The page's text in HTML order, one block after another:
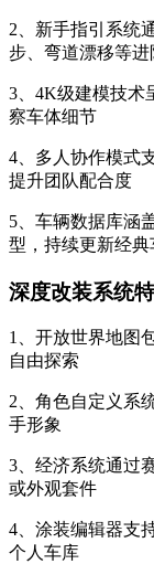
2、新手指引系统
步、弯道漂移等进
3、4K级建模技术
察车体细节
4、多人协作模式
提升团队配合度
5、车辆数据库涵
型，持续更新经典
深度改装系统特
1、开放世界地图
自由探索
2、角色自定义系
手形象
3、经济系统通过
或外观套件
4、涂装编辑器支
个人车库